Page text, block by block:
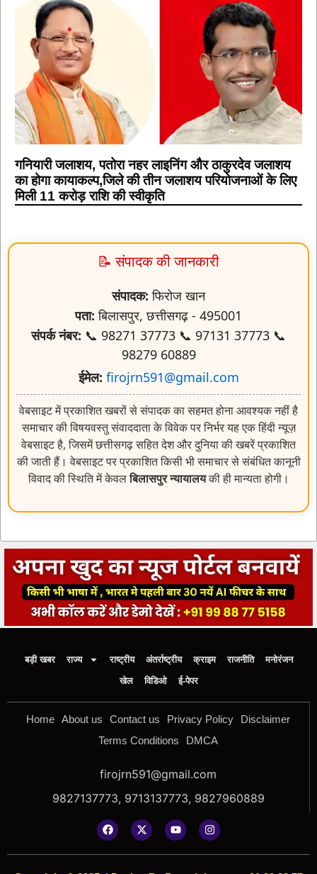
गनियारी जलाशय, पतोरा नहर लाइनिंग और ठाकुरदेव जलाशय
का होगा कायाकल्प,जिले की तीन जलाशय परियोजनाओं के लिए
मिली 11 करोड़ राशि की स्वीकृति
📝 संपादक की जानकारी
संपादक: फिरोज खान
पता: बिलासपुर, छत्तीसगढ़ - 495001
संपर्क नंबर: 📞 98271 37773 📞 97131 37773 📞
98279 60889
ईमेल: firojrn591@gmail.com
वेबसाइट में प्रकाशित खबरों से संपादक का सहमत होना आवश्यक नहीं है
समाचार की विषयवस्तु संवाददाता के विवेक पर निर्भर यह एक हिंदी न्यूज़
वेबसाइट है, जिसमें छत्तीसगढ़ सहित देश और दुनिया की खबरें प्रकाशित
की जाती हैं। वेबसाइट पर प्रकाशित किसी भी समाचार से संबंधित कानूनी
विवाद की स्थिति में केवलबिलासपुर न्यायालयकी ही मान्यता होगी।
बड़ी खबर राज्य राष्ट्रीय अंतर्राष्ट्रीय क्राइम राजनीति
मनोरंजन
खेल
विडिओ ई-पेपर
Home About us Contact us Privacy Policy
Disclaimer
Terms Conditions
DMCA
firojrn591@gmail.com
9827137773, 9713137773, 9827960889